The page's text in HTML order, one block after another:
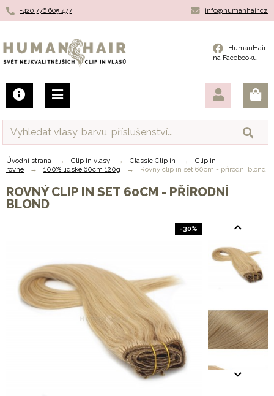
HumanHair
na Facebooku
+420 776 605 477 info@humanhair.cz
Humanhair.cz
Úvodní strana → Clip in vlasy → Classic Clip in →
Clip in
rovné
→ 100% lidské 60cm 120g → Rovný clip in set 60cm - přírodní blond
ROVNÝ CLIP IN SET 60CM - PŘÍRODNÍ
BLOND
-30%